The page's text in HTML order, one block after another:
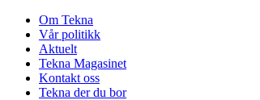
Om Tekna
Vår politikk
Aktuelt
Tekna Magasinet
Kontakt oss
Tekna der du bor